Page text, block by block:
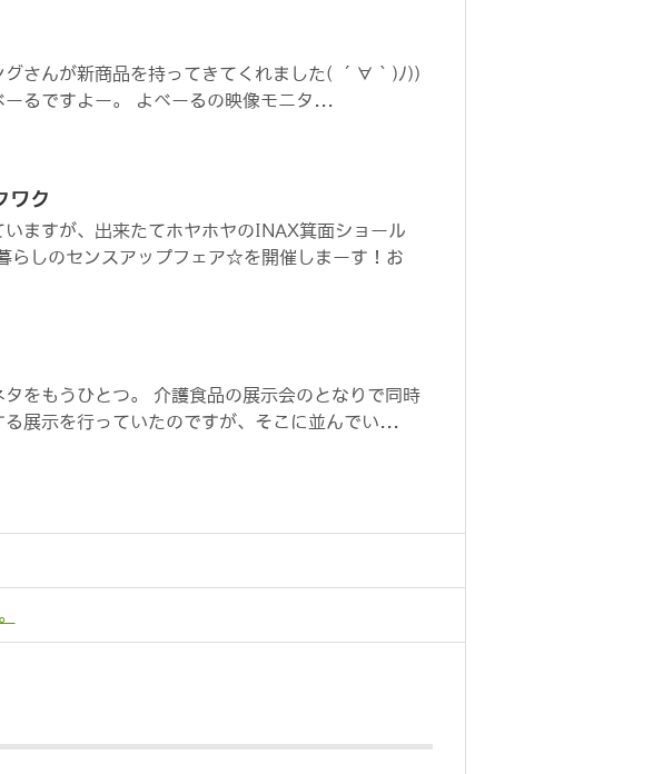
グさんが新商品を持ってきてくれました( ´∀｀)ﾉ))
ーるですよー。 よべーるの映像モニタ...
ワク
ますが、出来たてホヤホヤのINAX箕面ショール
しのセンスアップフェア☆を開催しまーす！お
をもうひとつ。 介護食品の展示会のとなりで同時
展示を行っていたのですが、そこに並んでい...